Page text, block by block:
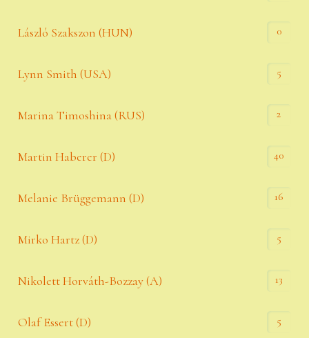
László Szakszon (HUN) 0
Lynn Smith (USA) 5
Marina Timoshina (RUS) 2
Martin Haberer (D) 40
Melanie Brüggemann (D) 16
Mirko Hartz (D) 5
Nikolett Horváth-Bozzay (A) 13
Olaf Essert (D) 5